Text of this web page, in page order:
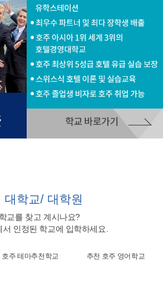
대학교/ 대학원
교를 찾고 계시나요?
인정된 학교에 입학하세요.
호주 테마추천학교 추천 호주 영어학교